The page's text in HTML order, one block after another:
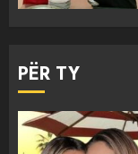
PËR TY
4